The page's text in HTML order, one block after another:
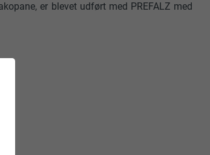
er blevet udført med PREFALZ med